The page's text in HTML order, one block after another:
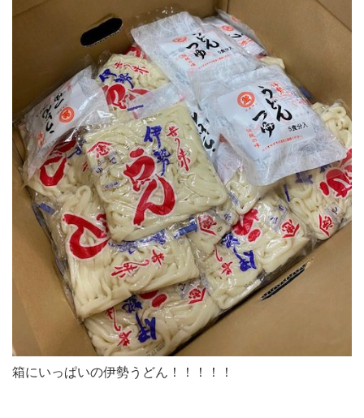
箱にいっぱいの伊勢うどん！！！！！